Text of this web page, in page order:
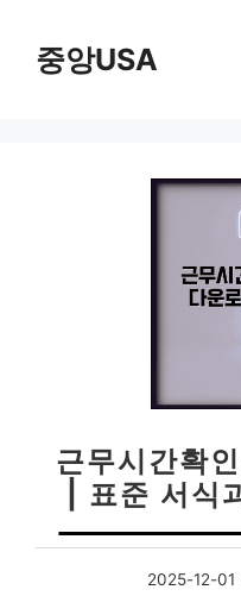
중앙USA
근무시간확
| 표준 서식
2025-12-01